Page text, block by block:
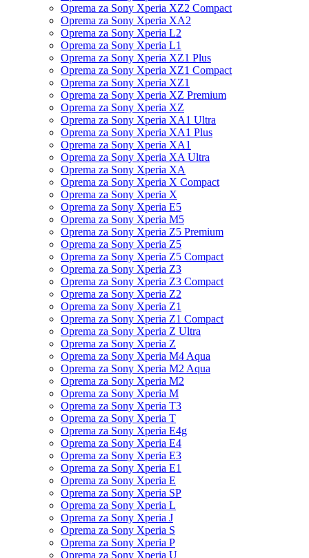
Oprema za Sony Xperia XZ2 Compact
Oprema za Sony Xperia XA2
Oprema za Sony Xperia L2
Oprema za Sony Xperia L1
Oprema za Sony Xperia XZ1 Plus
Oprema za Sony Xperia XZ1 Compact
Oprema za Sony Xperia XZ1
Oprema za Sony Xperia XZ Premium
Oprema za Sony Xperia XZ
Oprema za Sony Xperia XA1 Ultra
Oprema za Sony Xperia XA1 Plus
Oprema za Sony Xperia XA1
Oprema za Sony Xperia XA Ultra
Oprema za Sony Xperia XA
Oprema za Sony Xperia X Compact
Oprema za Sony Xperia X
Oprema za Sony Xperia E5
Oprema za Sony Xperia M5
Oprema za Sony Xperia Z5 Premium
Oprema za Sony Xperia Z5
Oprema za Sony Xperia Z5 Compact
Oprema za Sony Xperia Z3
Oprema za Sony Xperia Z3 Compact
Oprema za Sony Xperia Z2
Oprema za Sony Xperia Z1
Oprema za Sony Xperia Z1 Compact
Oprema za Sony Xperia Z Ultra
Oprema za Sony Xperia Z
Oprema za Sony Xperia M4 Aqua
Oprema za Sony Xperia M2 Aqua
Oprema za Sony Xperia M2
Oprema za Sony Xperia M
Oprema za Sony Xperia T3
Oprema za Sony Xperia T
Oprema za Sony Xperia E4g
Oprema za Sony Xperia E4
Oprema za Sony Xperia E3
Oprema za Sony Xperia E1
Oprema za Sony Xperia E
Oprema za Sony Xperia SP
Oprema za Sony Xperia L
Oprema za Sony Xperia J
Oprema za Sony Xperia S
Oprema za Sony Xperia P
Oprema za Sony Xperia U